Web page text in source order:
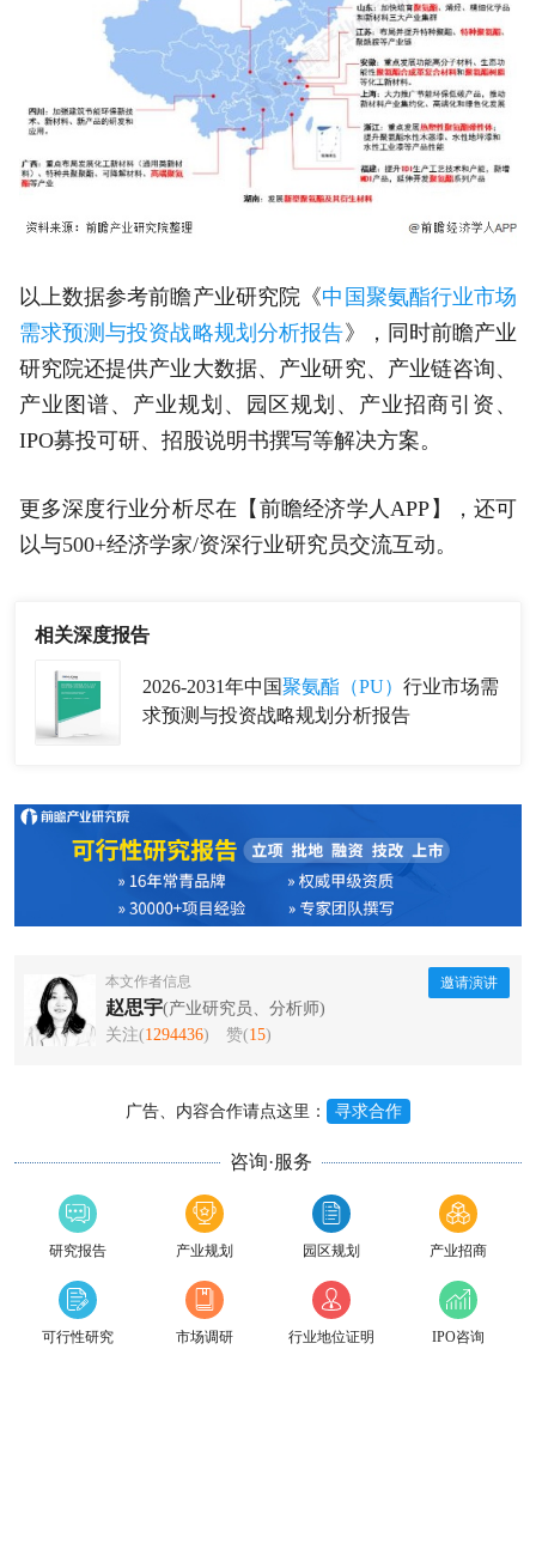
以上数据参考前瞻产业研究院《中国聚氨酯行业市场
需求预测与投资战略规划分析报告》，同时前瞻产业
研究院还提供产业大数据、产业研究、产业链咨询、
产业图谱、产业规划、园区规划、产业招商引资、
IPO募投可研、招股说明书撰写等解决方案。
更多深度行业分析尽在【前瞻经济学人APP】，还可
以与500+经济学家/资深行业研究员交流互动。
相关深度报告
2026-2031年中国聚氨酯（PU） 行业市场需
求预测与投资战略规划分析报告
本文作者信息
赵思宇(产业研究员、分析师)
关注(1294436) 赞(15)
邀请演讲
广告、内容合作请点这里： 寻求合作
咨询·服务
研究报告 产业规划 园区规划 产业招商
可行性研究 市场调研 行业地位证明 IPO咨询